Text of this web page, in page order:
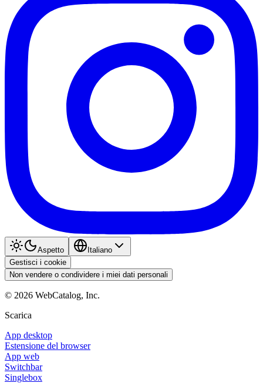
Aspetto
Italiano
Gestisci i cookie
Non vendere o condividere i miei dati personali
© 2026 WebCatalog, Inc.
Scarica
App desktop
Estensione del browser
App web
Switchbar
Singlebox